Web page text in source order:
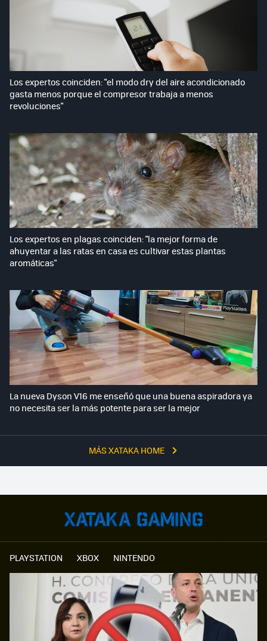
MÁS XATAKA HOME
Los expertos coinciden: "el modo dry del aire acondicionado
gasta menos porque el compresor trabaja a menos
revoluciones"
Los expertos en plagas coinciden: "la mejor forma de
ahuyentar a las ratas en casa es cultivar estas plantas
aromáticas"
La nueva Dyson V16 me enseñó que una buena aspiradora ya
no necesita ser la más potente para ser la mejor
PLAYSTATION XBOX NINTENDO